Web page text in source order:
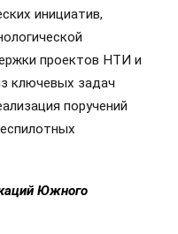
инициатив,
проектов НТИ и
ключевых задач
поручений
Южного